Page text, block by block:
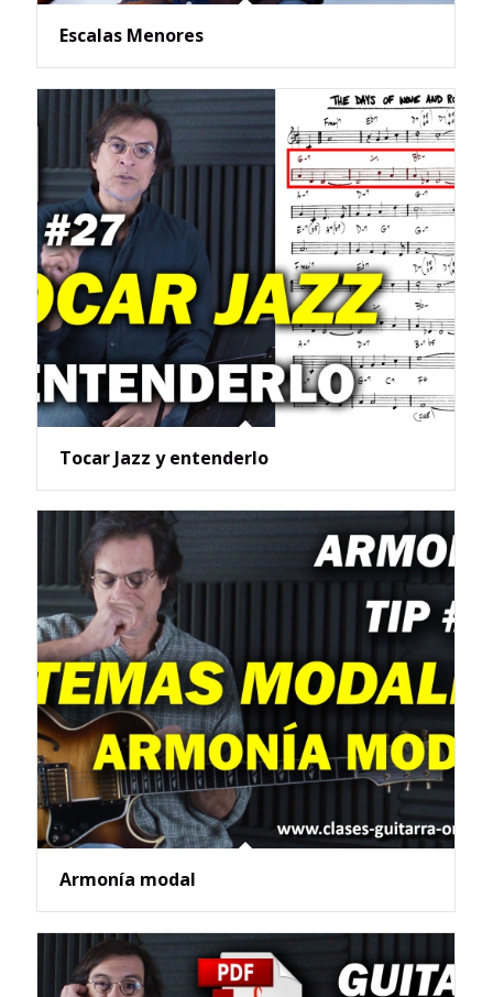
Escalas Menores
Tocar Jazz y entenderlo
Armonía modal